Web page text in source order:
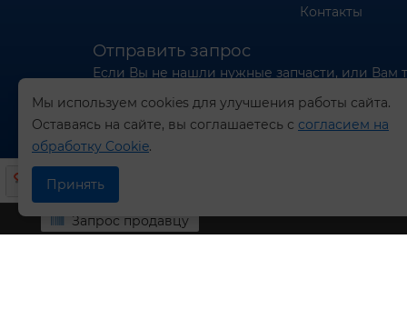
Контакты
Отправить запрос
Если Вы не нашли нужные запчасти, или Вам
отправьте нам запрос - мы Вам поможем
Отправить запрос продавцу
Запрос продавцу
Мы используем cookies для улучшения работы сайта.
Оставаясь на сайте, вы соглашаетесь с согласием на
обработку Cookie.
Принять